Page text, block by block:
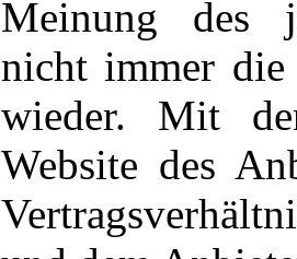
Meinung des
nicht immer die
wieder. Mit
Website des